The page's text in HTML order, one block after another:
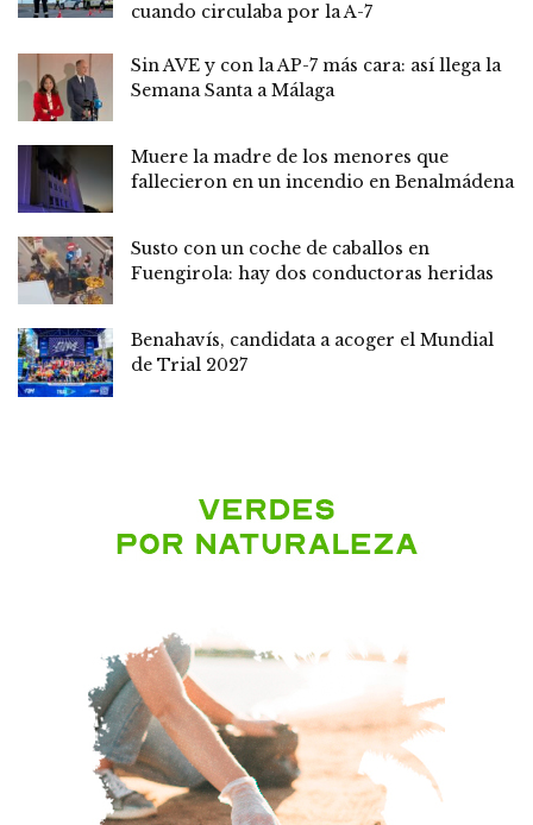
cuando circulaba por la A-7
Sin AVE y con la AP-7 más cara: así llega la
Semana Santa a Málaga
Muere la madre de los menores que
fallecieron en un incendio en Benalmádena
Susto con un coche de caballos en
Fuengirola: hay dos conductoras heridas
Benahavís, candidata a acoger el Mundial
de Trial 2027